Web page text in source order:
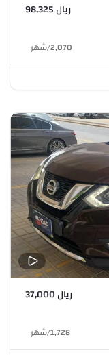
ريال 98,325
2,070
/شهر
ريال 37,000
1,728
/شهر